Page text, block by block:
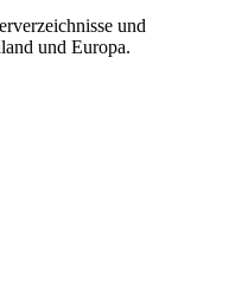
und
und Europa.